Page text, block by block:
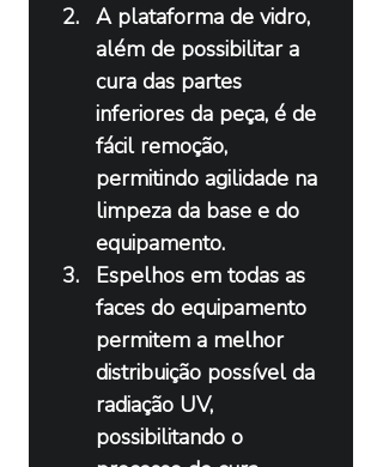
A plataforma de vidro,
além de possibilitar a
cura das partes
inferiores da peça, é de
fácil remoção,
permitindo agilidade na
limpeza da base e do
equipamento.
Espelhos em todas as
faces do equipamento
permitem a melhor
distribuição possível da
radiação UV,
possibilitando o